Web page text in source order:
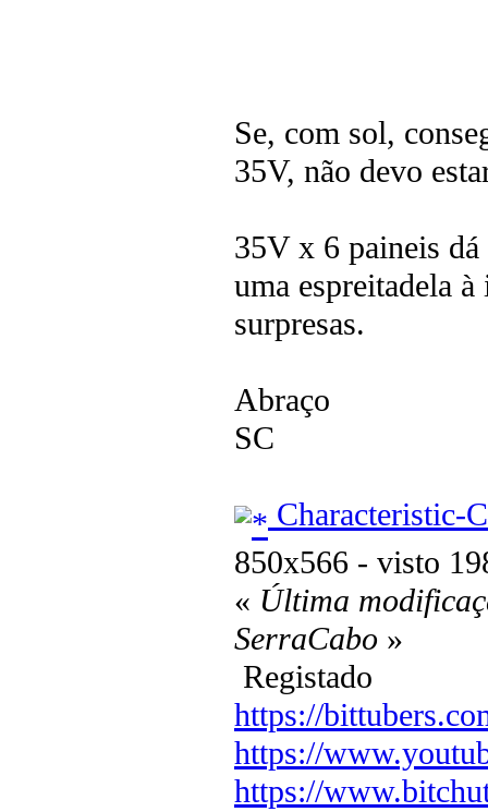
Se, com sol,
35V, não devo
35V x 6 paineis dá
uma espreitadela
surpresas.
Abraço
SC
Characteristic-
850x566 - visto
« Última
SerraCabo »
Registado
https://
https://
https://